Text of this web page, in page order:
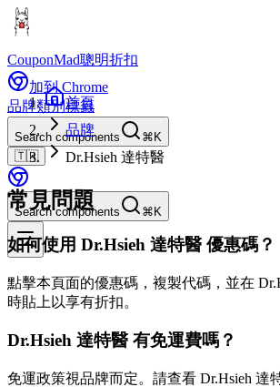
CouponMad聰明折扣
加到 Chrome
品牌類別標籤
Search components
⌘K
🇹🇼
Search components ⌘K
首頁
品牌
Dr.Hsieh 達特醫
常見問題
如何使用 Dr.Hsieh 達特醫 優惠碼？
點擊本頁面的優惠碼，複製代碼，並在
時貼上以享有折扣。
Dr.Hsieh 達特醫 有免運費嗎？
免運政策視品牌而定。請查看 Dr.Hsieh 達